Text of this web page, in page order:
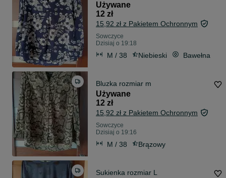
Używane
12 zł
15,92 zł z Pakietem Ochronnym
Sowczyce
Dzisiaj o 19:18
M / 38 Niebieski Bawełna
Bluzka rozmiar m
Używane
12 zł
15,92 zł z Pakietem Ochronnym
Sowczyce
Dzisiaj o 19:16
M / 38 Brązowy
Sukienka rozmiar L